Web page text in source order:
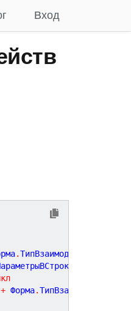
Вход
.ТипВзаимодействия
+ Форма.ТипВзаимодействия